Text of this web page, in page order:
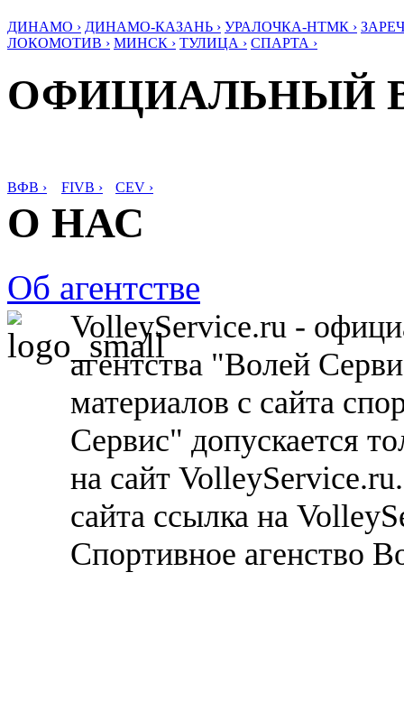
ДИНАМО › ДИНАМО-КАЗАНЬ › УРАЛОЧКА-НТМК ›
ЛОКОМОТИВ › МИНСК › ТУЛИЦА › СПАРТА ›
ОФИЦИАЛЬНЫЙ
ВФВ › FIVB › CEV ›
О НАС
Об агентстве
VolleyService.ru -
агентства "Волей
материалов с сайта
Сервис" допускается
на сайт
сайта ссылка на
Спортивное агенство